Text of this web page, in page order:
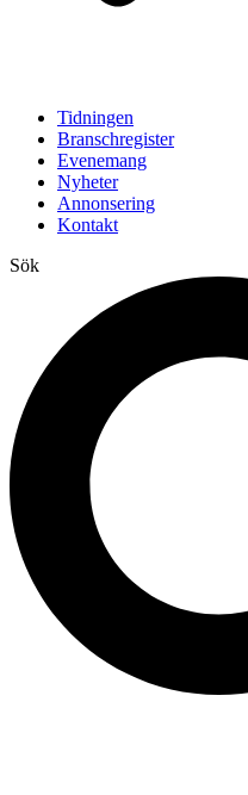
Tidningen
Branschregister
Evenemang
Nyheter
Annonsering
Kontakt
Sök